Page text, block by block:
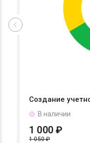
Создание
В наличии
1 000 ₽
1 050 ₽